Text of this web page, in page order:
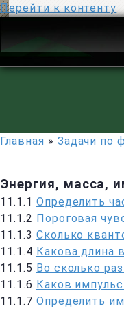
Перейти к контенту
Главная » Задачи по
Энергия, масса,
11.1.1 Определить
11.1.2 Пороговая
11.1.3 Сколько
11.1.4 Какова длина
11.1.5 Во сколько
11.1.6 Каков
11.1.7 Определить